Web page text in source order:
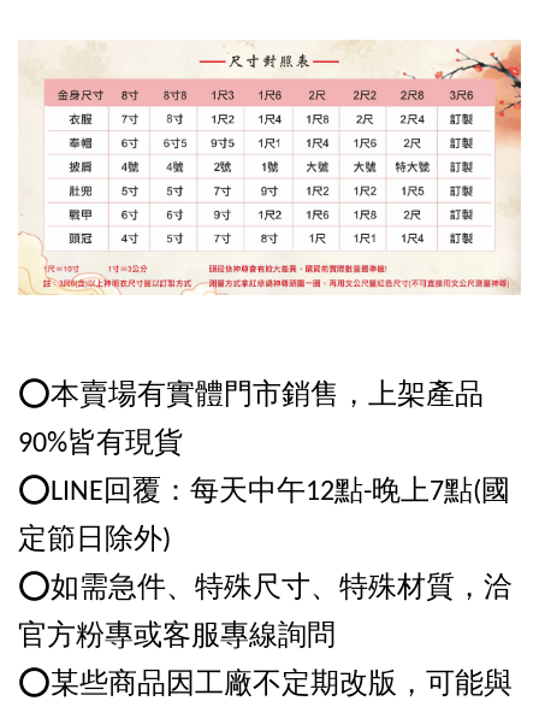
⭕️本賣場有實體門市銷售，上架產品
90%皆有現貨
⭕️LINE回覆：每天中午12點-晚上7點(國
定節日除外)
⭕️如需急件、特殊尺寸、特殊材質，洽
官方粉專或客服專線詢問
⭕️某些商品因工廠不定期改版，可能與